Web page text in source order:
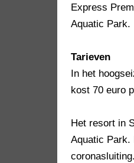
Express
Aquatic Park.
Tarieven
In het
kost 70 euro
Het resort in
Aquatic Park.